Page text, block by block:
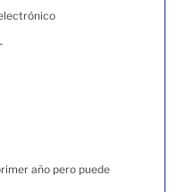
año pero puede